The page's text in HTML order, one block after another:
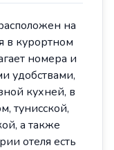
на
в курортном
номера и
удобствами,
кухней, в
тунисской,
а также
отеля есть